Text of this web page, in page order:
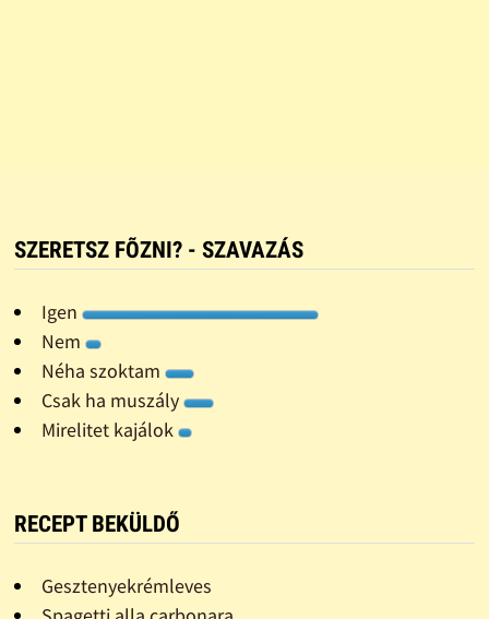
SZERETSZ FÕZNI? - SZAVAZÁS
Igen
Nem
Néha szoktam
Csak ha muszály
Mirelitet kajálok
RECEPT BEKÜLDŐ
Gesztenyekrémleves